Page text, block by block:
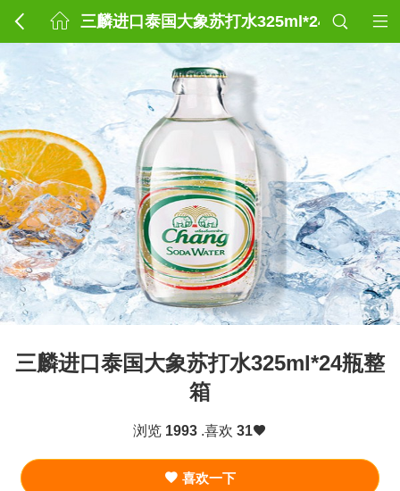
三麟进口泰国大象苏打水325ml*24瓶整箱
三麟进口泰国大象苏打水325ml*24瓶整
箱
浏览 1993 .喜欢 31
喜欢一下